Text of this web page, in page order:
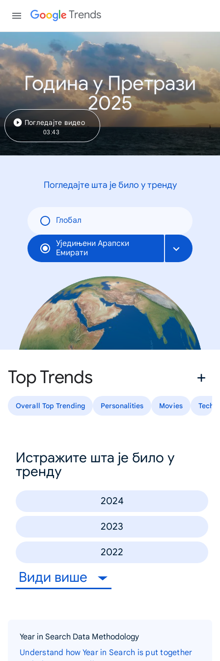
Trends
Година у Претрази
2025
Погледајте видео
03:43
Погледајте шта је било у тренду
Глобал
Уједињени Арапски
Емирати
Top Trends
Overall Top Trending Personalities Movies Tech
Истражите шта је било у
тренду
2024
2023
2022
Види више
Year in Search Data Methodology
Understand how Year in Search is put together